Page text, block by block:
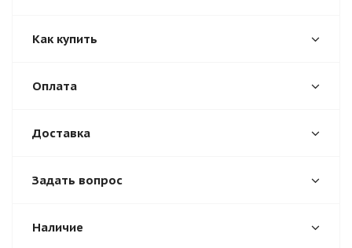
Как купить
Оплата
Доставка
Задать вопрос
Наличие